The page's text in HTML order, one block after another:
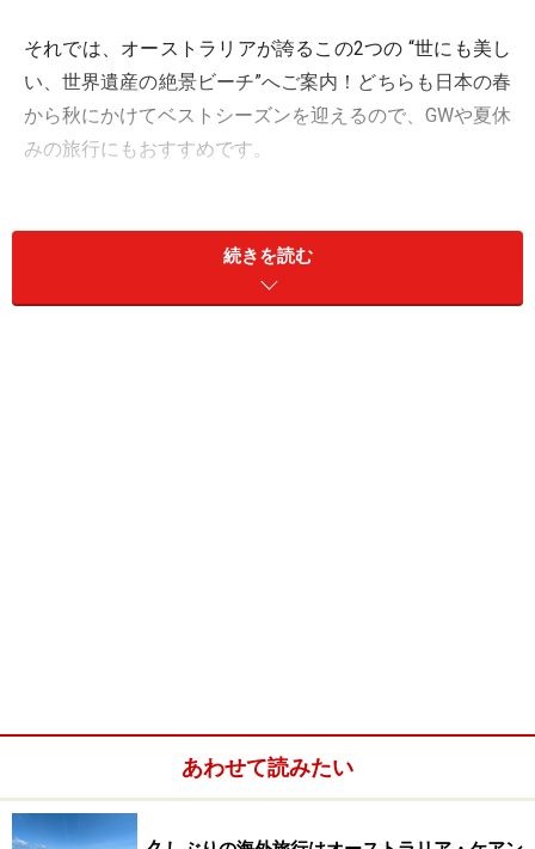
それでは、オーストラリアが誇るこの2つの “世にも美し
い、世界遺産の絶景ビーチ”へご案内！どちらも日本の春
から秋にかけてベストシーズンを迎えるので、GWや夏休
みの旅行にもおすすめです。
地上で最も美しい砂浜、ホワイトヘブンビ
続きを読む
あわせて読みたい